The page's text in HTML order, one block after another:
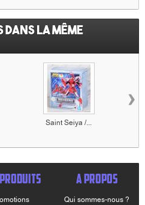
la même
Saint Seiya /...
›
A PROPOS
Qui sommes-nous ?